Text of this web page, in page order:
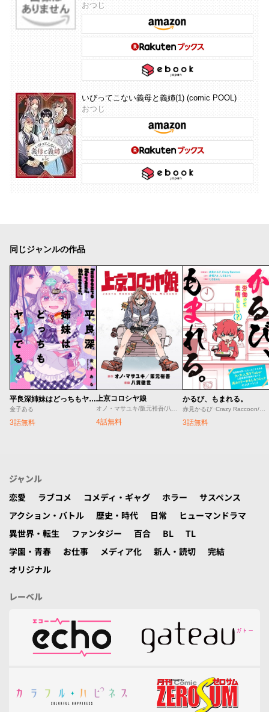
おつじ
いびってこない義母と義姉(1) (comic POOL)
おつじ
同じジャンルの作品
平良深姉妹はどっちもヤんでる
金子ある
3話無料
上京コロシヤ娘
4話無料
かるび、もまれる。
3話無料
ジャンル
恋愛
ラブコメ コメディ・ギャグ ホラー
サスペンス
アクション・バトル
歴史・時代 日常
ヒューマンドラマ
異世界・転生
ファンタジー 百合 BL
TL
学園・青春
お仕事 メディア化 新人・読切
完結
オリジナル
レーベル